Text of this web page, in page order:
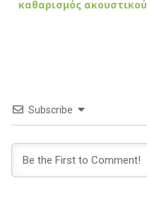
καθαρισμός ακουστικού
Subscribe